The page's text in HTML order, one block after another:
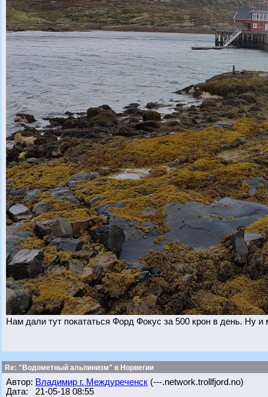
Нам дали тут покататься Форд Фокус за 500 крон в день. Ну
Re: "Водометный альпинизм" в Норвегии
Автор: Владимир г. Междуреченск (---.network.trollfjord.no)
Дата: 21-05-18 08:55